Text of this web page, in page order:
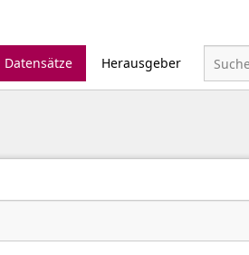
Datensätze
Herausgeber